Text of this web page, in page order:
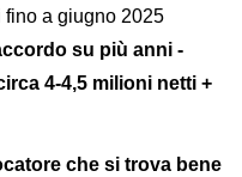
fino a giugno 2025
su più anni -
4-4,5 milioni netti +
che si trova bene